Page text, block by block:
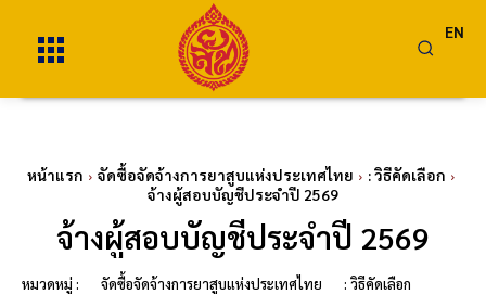
EN
หน้าแรก จัดซื้อจัดจ้างการยาสูบแห่งประเทศไทย
: วิธีคัดเลือก
จ้างผู้สอบบัญชีประจำปี 2569
จ้างผู้สอบบัญชีประจำปี 2569
หมวดหมู่ : จัดซื้อจัดจ้างการยาสูบแห่งประเทศไทย : วิธีคัดเลือก